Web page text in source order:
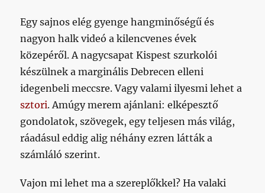
Egy sajnos elég gyenge hangminőségű és
nagyon halk videó a kilencvenes évek
közepéről. A nagycsapat Kispest szurkolói
készülnek a marginális Debrecen elleni
idegenbeli meccsre. Vagy valami ilyesmi lehet a
sztori. Amúgy merem ajánlani: elképesztő
gondolatok, szövegek, egy teljesen más világ,
ráadásul eddig alig néhány ezren látták a
számláló szerint.
Vajon mi lehet ma a szereplőkkel? Ha valaki